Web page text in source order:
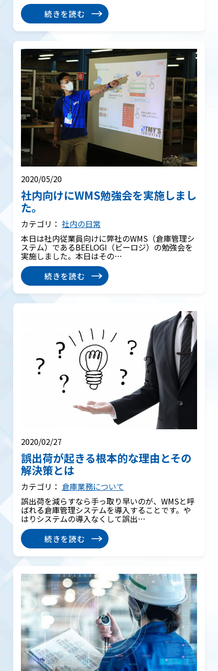
続きを読む
2020/05/20
社内向けにWMS勉強会を実施しまし
た。
カテゴリ： 社内の日常
本日は社内従業員向けに弊社のWMS（倉庫管理シ
ステム）であるBEELOGI（ビーロジ）の勉強会を
実施しました。本日はその…
続きを読む
2020/02/27
誤出荷が起きる根本的な理由とその
解決策とは
カテゴリ： 倉庫業務について
誤出荷を減らすなら手っ取り早いのが、WMSと呼
ばれる倉庫管理システムを導入することです。や
はりシステムの導入なくして誤出…
続きを読む